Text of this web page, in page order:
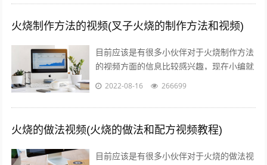
火烧制作方法的视频(叉子火烧的制作方法和视频)
目前应该是有很多小伙伴对于火烧制作方法
的视频方面的信息比较感兴趣，现在小编就
收集了一些与叉子火烧的制作方法和视频相
2022-08-16 266699
火烧的做法视频(火烧的做法和配方视频教程)
目前应该是有很多小伙伴对于火烧的做法视